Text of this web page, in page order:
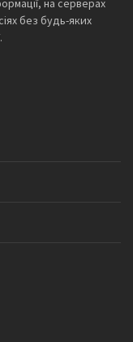
на серверах
без будь-яких